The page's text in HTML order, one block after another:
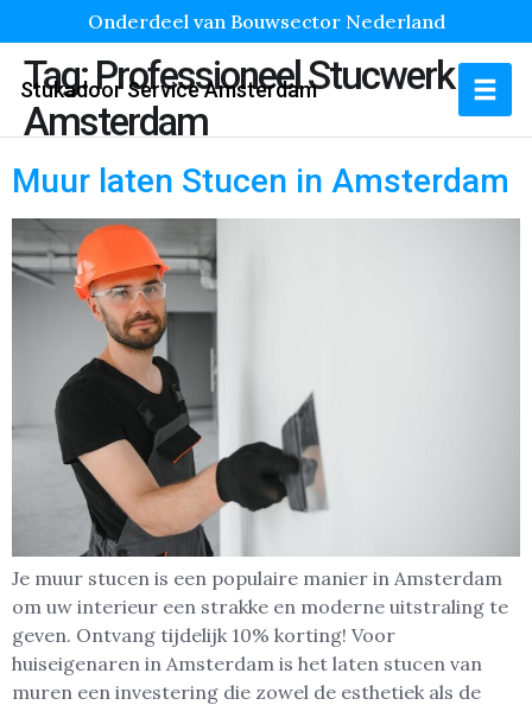
Onderdeel van Bouwsector Nederland
Stukadoor Service Amsterdam
Tag:Professioneel Stucwerk
Amsterdam
Muur laten Stucen in Amsterdam
Je muur stucen is een populaire manier in Amsterdam
om uw interieur een strakke en moderne uitstraling te
geven. Ontvang tijdelijk 10% korting! Voor
huiseigenaren in Amsterdam is het laten stucen van
muren een investering die zowel de esthetiek als de